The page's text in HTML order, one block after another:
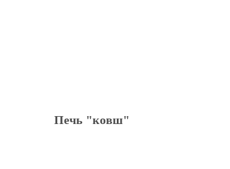
Печь "ковш"